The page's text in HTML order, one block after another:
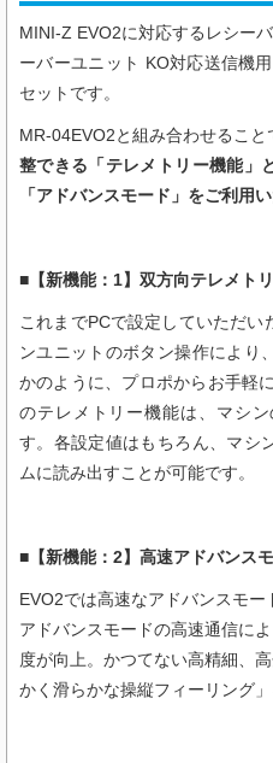
MINI-Z EVO2に対応するレシー
ーバーユニット KO対応送信機
セットです。
MR-04EVO2と組み合わせること
整できる「テレメトリー機能」
「アドバンスモード」をご利用い
■【新機能：1】双方向テレメト
これまでPCで設定していただい
ンユニットのボタン操作により
かのように、プロポからお手軽
のテレメトリー機能は、マシ
す。各設定値はもちろん、マシ
ムに読み出すことが可能です。
■【新機能：2】高速アドバンス
EVO2では高速なアドバンスモー
アドバンスモードの高速通信に
度が向上。かつてない高精細、
かく滑らかな操縦フィーリング